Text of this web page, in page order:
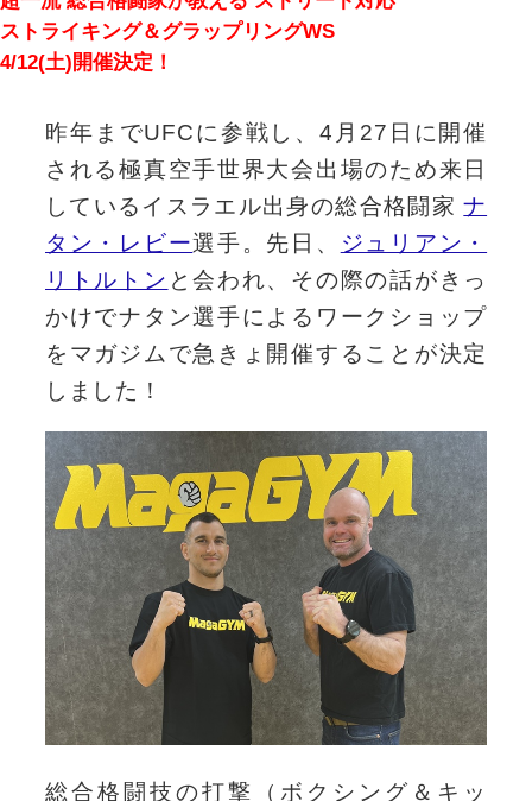
ストライキング＆グラップリングWS
4/12(土)開催決定！
昨年までUFCに参戦し、4月27日に開催
される極真空手世界大会出場のため来日
しているイスラエル出身の総合格闘家ナ
タン・レビー選手。先日、
ジュリアン・
リトルトン と会われ、その際の話がきっ
かけでナタン選手によるワークショップ
をマガジムで急きょ開催することが決定
しました！
総合格闘技の打撃（ボクシング＆キッ